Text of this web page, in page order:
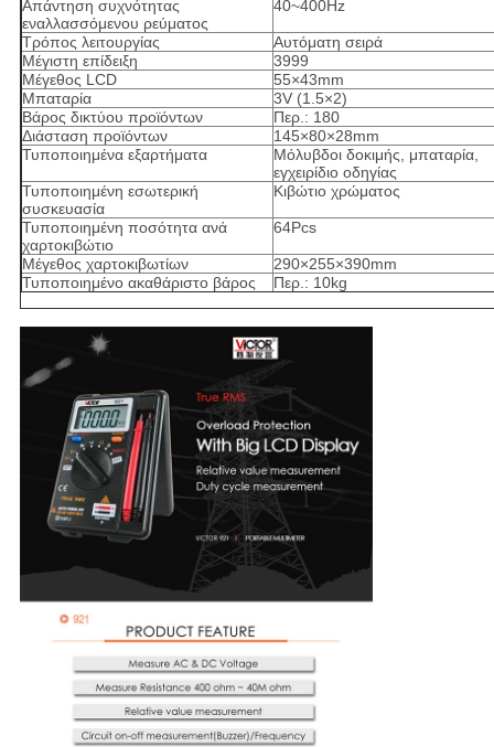
Απάντηση συχνότητας
εναλλασσόμενου ρεύματος
40~400Hz
Τρόπος λειτουργίας
Αυτόματη σειρά
Μέγιστη επίδειξη
3999
Μέγεθος LCD
55×43mm
Μπαταρία
3V (1.5×2)
Βάρος δικτύου προϊόντων
Περ.: 180
Διάσταση προϊόντων
145×80×28mm
Τυποποιημένα εξαρτήματα
Μόλυβδοι δοκιμής, μπαταρία,
εγχειρίδιο οδηγίας
Τυποποιημένη εσωτερική
συσκευασία
Κιβώτιο χρώματος
Τυποποιημένη ποσότητα ανά
χαρτοκιβώτιο
64Pcs
Μέγεθος χαρτοκιβωτίων
290×255×390mm
Τυποποιημένο ακαθάριστο βάρος
Περ.: 10kg